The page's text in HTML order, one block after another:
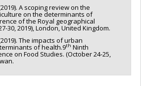
A scoping review on the
on the determinants of
of the Royal geographical
30, 2019), London, United Kingdom.
The impacts of urban
of health.9th Ninth
on Food Studies. (October 24-25,